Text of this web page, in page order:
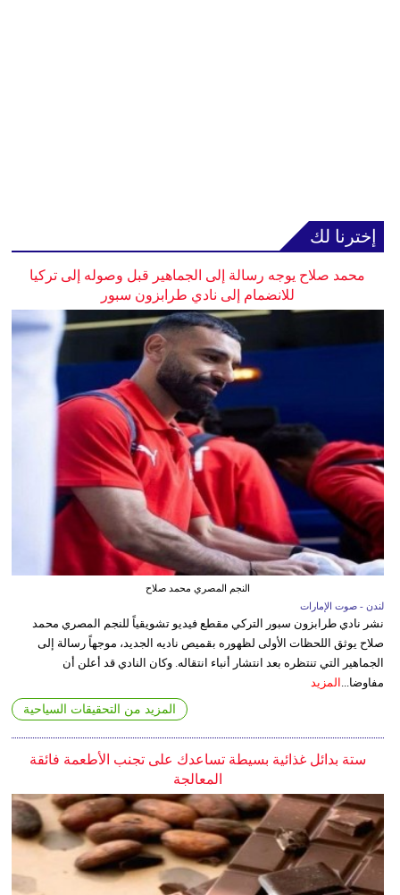
إخترنا لك
محمد صلاح يوجه رسالة إلى الجماهير قبل وصوله إلى تركيا
للانضمام إلى نادي طرابزون سبور
النجم المصري محمد صلاح
لندن - صوت الإمارات
نشر نادي طرابزون سبور التركي مقطع فيديو تشويقياً للنجم المصري محمد
صلاح يوثق اللحظات الأولى لظهوره بقميص ناديه الجديد، موجهاً رسالة إلى
الجماهير التي تنتظره بعد انتشار أنباء انتقاله. وكان النادي قد أعلن أن
مفاوضا... المزيد
المزيد من التحقيقات السياحية
ستة بدائل غذائية بسيطة تساعدك على تجنب الأطعمة فائقة
المعالجة